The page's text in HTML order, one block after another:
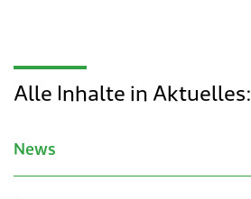
Alle Inhalte in Aktuelles:
News